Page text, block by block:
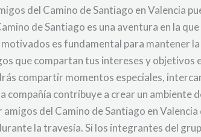
del Camino de Santiago en Valencia
de Santiago es una aventura en la
es fundamental para mantener
que compartan tus intereses y objetivos
compartir momentos especiales,
compañía contribuye a crear un
del Camino de Santiago en
la travesía. Si los integrantes del